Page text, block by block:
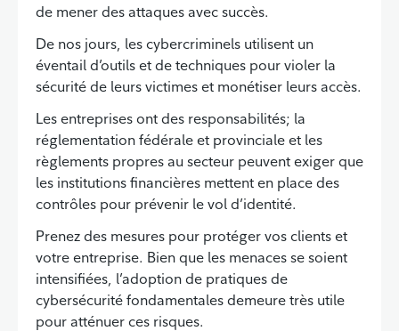
de mener des attaques avec succès.
De nos jours, les cybercriminels utilisent un
éventail d’outils et de techniques pour violer la
sécurité de leurs victimes et monétiser leurs accès.
Les entreprises ont des responsabilités; la
réglementation fédérale et provinciale et les
règlements propres au secteur peuvent exiger que
les institutions financières mettent en place des
contrôles pour prévenir le vol d’identité.
Prenez des mesures pour protéger vos clients et
votre entreprise. Bien que les menaces se soient
intensifiées, l’adoption de pratiques de
cybersécurité fondamentales demeure très utile
pour atténuer ces risques.